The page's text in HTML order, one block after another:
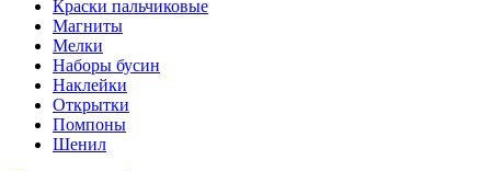
Краски пальчиковые
Магниты
Мелки
Наборы бусин
Наклейки
Открытки
Помпоны
Шенил